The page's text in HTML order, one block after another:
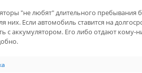
"не любят" длительного пребывания
них. Если автомобиль ставится на
с аккумулятором. Его либо отдают кому-